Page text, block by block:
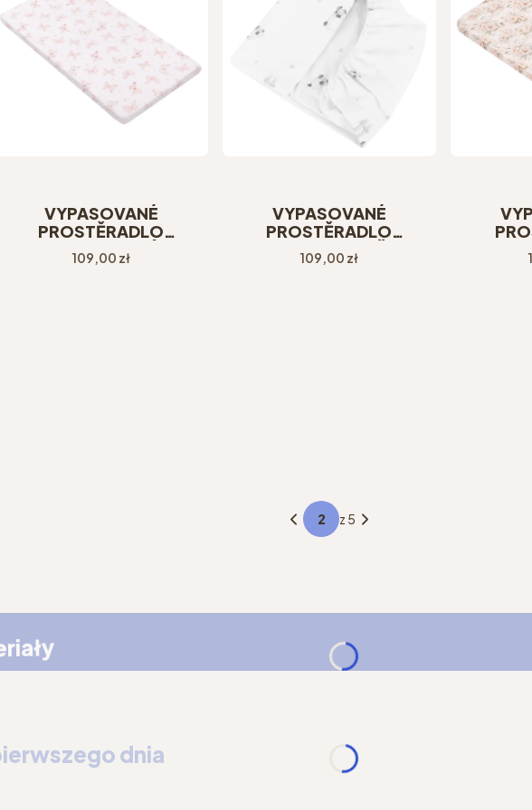
VYPASOVANÉ
PROSTĚRADLO
120X60CM MOTÝLCI
Cena
109,00 zł
VYPASOVANÉ
PROSTĚRADLO
120X60CM OVEČKA
Cena
109,00 zł
z 5
dnia